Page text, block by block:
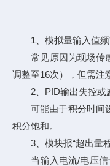
1、模拟量输入值频
常见原因为现场传感
调整至16次），但需注
2、PID输出失控或
可能由于积分时间设
积分饱和。
3、模块报“超出量
当输入电流/电压信号